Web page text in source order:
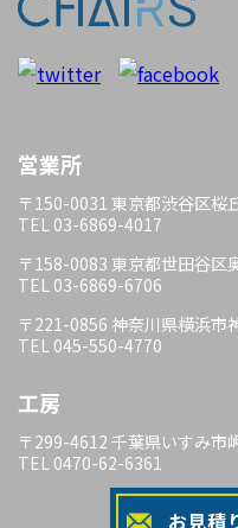
ー
シ
ョ
ン
営業所
〒150-0031 東京都渋谷区桜
TEL 03-6869-4017
〒158-0083 東京都世田谷区
TEL 03-6869-6706
〒221-0856 神奈川県横浜市
TEL 045-550-4770
工房
〒299-4612 千葉県いすみ市
TEL 0470-62-6361
お見積